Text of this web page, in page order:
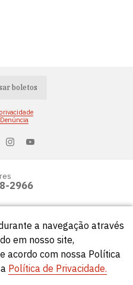
boletos
2966
direitos reservados.
a navegação através
em nosso site,
acordo com nossa Política
Política de Privacidade.